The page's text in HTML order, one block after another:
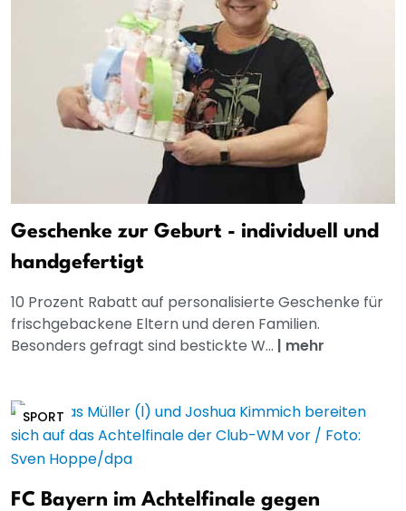
Geschenke zur Geburt - individuell und
handgefertigt
10 Prozent Rabatt auf personalisierte Geschenke für
frischgebackene Eltern und deren Familien.
Besonders gefragt sind bestickte W... | mehr
SPORT
FC Bayern im Achtelfinale gegen